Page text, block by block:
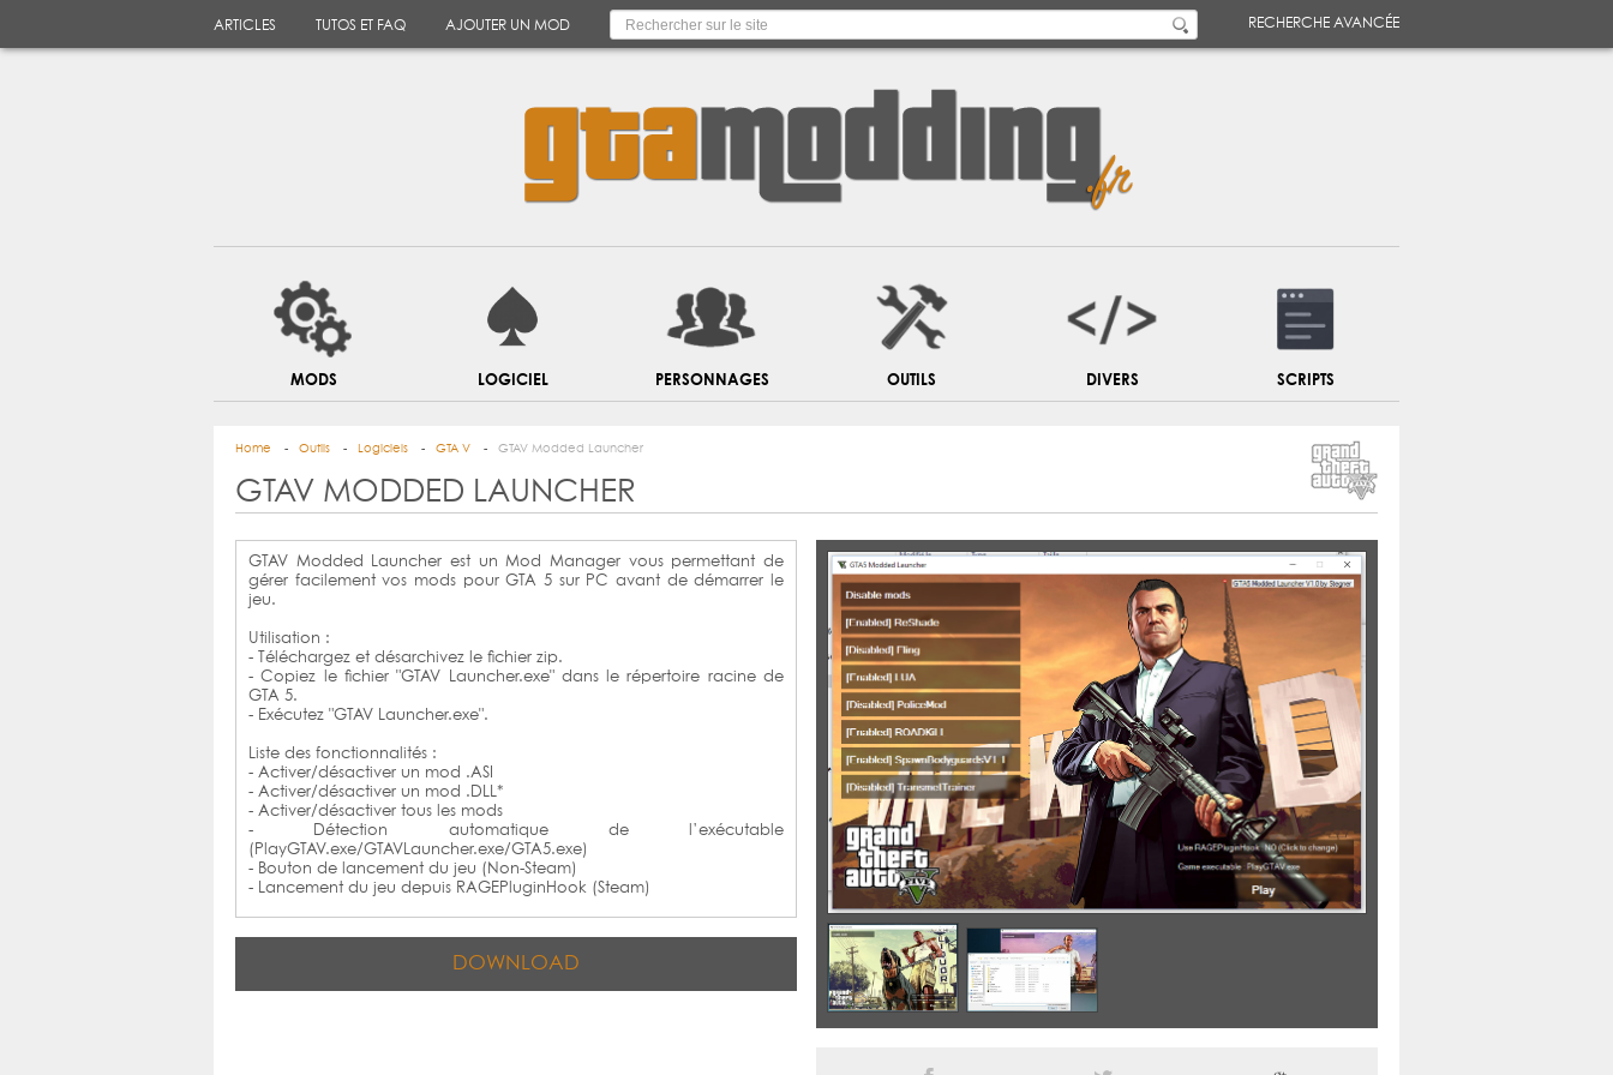
ARTICLES TUTOS ET FAQ AJOUTER UN MOD RECHERCHE AVANCÉE
MODS LOGICIEL PERSONNAGES OUTILS DIVERS SCRIPTS
Home Outils Logiciels GTA V GTAV Modded Launcher
GTAV MODDED LAUNCHER
GTAV Modded Launcher est un Mod Manager vous permettant de
gérer facilement vos mods pour GTA 5 sur PC avant de démarrer le
jeu.
Utilisation :
- Téléchargez et désarchivez le fichier zip.
- Copiez le fichier "GTAV Launcher.exe" dans le répertoire racine de
GTA 5.
- Exécutez "GTAV Launcher.exe".
Liste des fonctionnalités :
- Activer/désactiver un mod .ASI
- Activer/désactiver un mod .DLL*
- Activer/désactiver tous les mods
- Détection automatique de l’exécutable
(PlayGTAV.exe/GTAVLauncher.exe/GTA5.exe)
- Bouton de lancement du jeu (Non-Steam)
- Lancement du jeu depuis RAGEPluginHook (Steam)
DOWNLOAD